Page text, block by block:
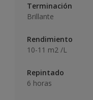
Terminación
Brillante
Rendimiento
10-11 m2 /L
Repintado
6 horas